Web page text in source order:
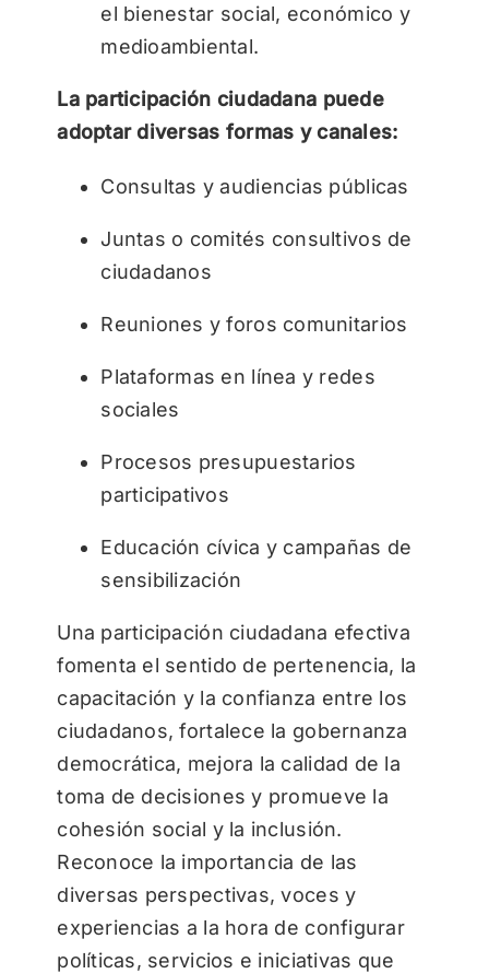
el bienestar social, económico y
medioambiental.
La participación ciudadana puede
adoptar diversas formas y canales:
Consultas y audiencias públicas
Juntas o comités consultivos de
ciudadanos
Reuniones y foros comunitarios
Plataformas en línea y redes
sociales
Procesos presupuestarios
participativos
Educación cívica y campañas de
sensibilización
Una participación ciudadana efectiva
fomenta el sentido de pertenencia, la
capacitación y la confianza entre los
ciudadanos, fortalece la gobernanza
democrática, mejora la calidad de la
toma de decisiones y promueve la
cohesión social y la inclusión.
Reconoce la importancia de las
diversas perspectivas, voces y
experiencias a la hora de configurar
políticas, servicios e iniciativas que